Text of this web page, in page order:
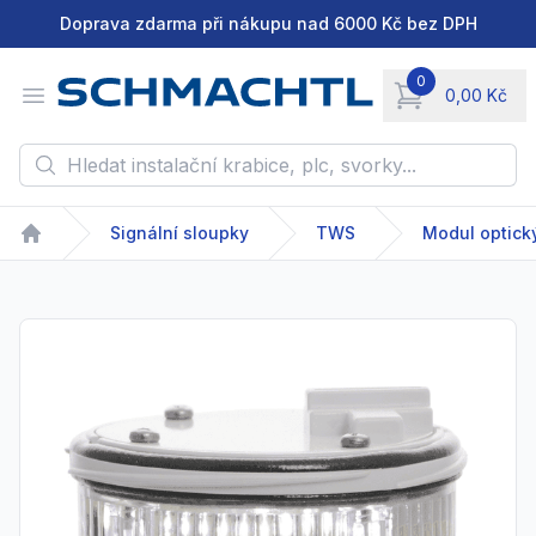
Doprava zdarma při nákupu nad 6000 Kč bez DPH
Open menu
0
0,00 Kč
items in cart,
Hledat instalační krabice, plc, svorky...
Home
Signální sloupky TWS Modul